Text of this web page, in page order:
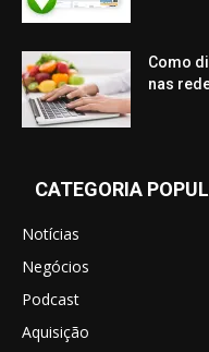
Como
nas
CATEGORIA
Notícias
Negócios
Podcast
Aquisição